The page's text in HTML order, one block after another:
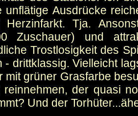
unflätige Ausdrücke
Herzinfarkt. Tja.
Zuschauer) und
Trostlosigkeit des
- drittklassig. Vielleicht
mit grüner Grasfarbe
reinnehmen, der quasi
Und der